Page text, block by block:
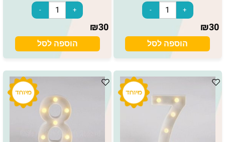
₪30
הוספה לסל
₪30
הוספה לסל